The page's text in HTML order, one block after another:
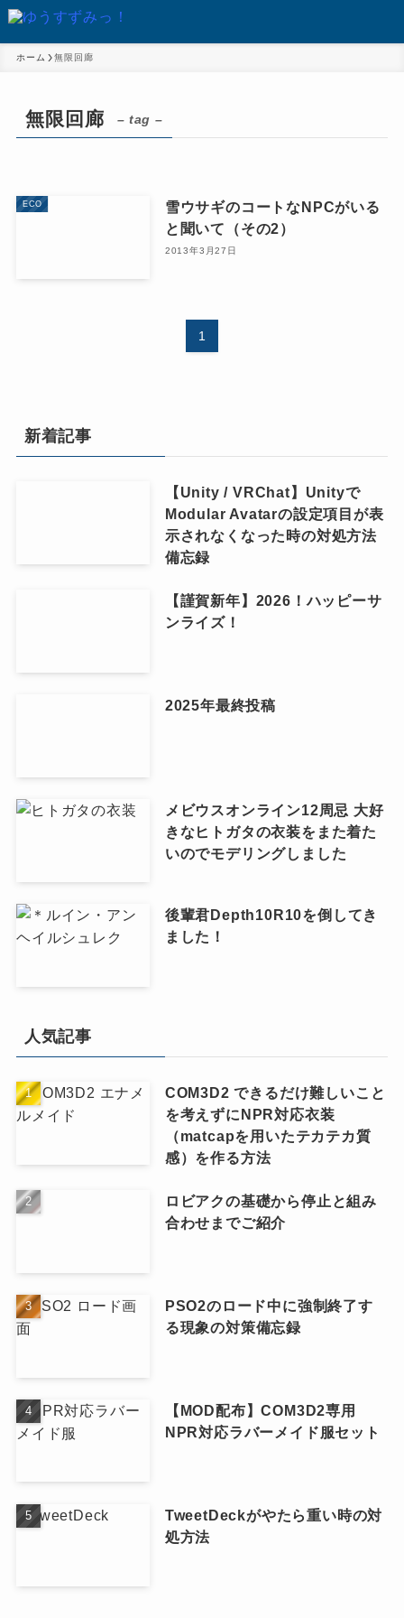
ホーム 無限回廊
無限回廊 – tag –
ECO
雪ウサギのコートなNPCがいる
と聞いて（その2）
2013年3月27日
1
新着記事
【Unity / VRChat】Unityで
Modular Avatarの設定項目が表
示されなくなった時の対処方法
備忘録
【謹賀新年】2026！ハッピーサ
ンライズ！
2025年最終投稿
メビウスオンライン12周忌 大好
きなヒトガタの衣装をまた着た
いのでモデリングしました
後輩君Depth10R10を倒してき
ました！
人気記事
COM3D2 できるだけ難しいこと
を考えずにNPR対応衣装
（matcapを用いたテカテカ質
感）を作る方法
ロビアクの基礎から停止と組み
合わせまでご紹介
PSO2のロード中に強制終了す
る現象の対策備忘録
【MOD配布】COM3D2専用
NPR対応ラバーメイド服セット
TweetDeckがやたら重い時の対
処方法